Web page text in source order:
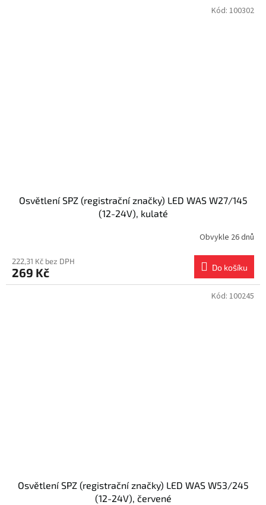
Osvětlení SPZ (registrační značky) LED WAS W27/145
(12-24V), kulaté
Obvykle 26 dnů
222,31 Kč bez DPH
269 Kč Do košíku
Kód: 100302
Osvětlení SPZ (registrační značky) LED WAS W53/245
(12-24V), červené
Kód: 100245